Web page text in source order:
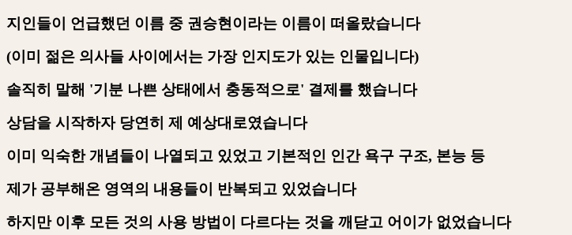
지인들이 언급했던 이름 중 권승현이라는 이름이 떠올랐습니다
(이미 젊은 의사들 사이에서는 가장 인지도가 있는 인물입니다)
솔직히 말해 '기분 나쁜 상태에서 충동적으로' 결제를 했습니다
상담을 시작하자 당연히 제 예상대로였습니다
이미 익숙한 개념들이 나열되고 있었고 기본적인 인간 욕구 구조, 본능 등
제가 공부해온 영역의 내용들이 반복되고 있었습니다
하지만 이후 모든 것의 사용 방법이 다르다는 것을 깨닫고 어이가 없었습니다